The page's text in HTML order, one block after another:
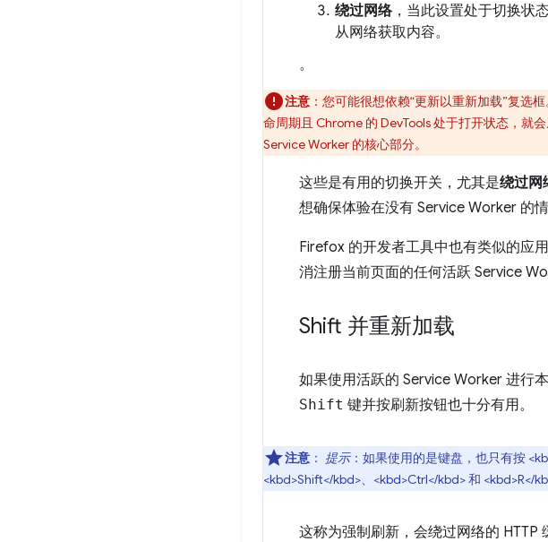
绕过网络，当此设置处于切换状
从网络获取内容。
。
注意 ：您可能很想依赖“更新以重新加载”复选
命周期且 Chrome 的 DevTools 处于打开状态，就
Service Worker 的核心部分。
这些是有用的切换开关，尤其是绕过网
想确保体验在没有 Service Worker 的
Firefox 的开发者工具中也有类似的应
消注册当前页面的任何活跃 Service
Shift 并重新加载
如果使用活跃的 Service Worker 进行
Shift 键并按刷新按钮也十分有用。
注意 ： 提示：如果使用的是键盘，也只有按
<kbd>Shift</kbd>、<kbd>Ctrl</kbd> 和 <kbd>R</
这称为强制刷新，会绕过网络的 HTTP